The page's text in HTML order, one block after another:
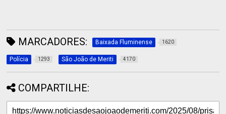
MARCADORES: Baixada Fluminense 1620
Polícia 1293 São João de Meriti 4170
COMPARTILHE: